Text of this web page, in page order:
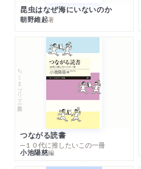
昆虫はなぜ海にいないのか
朝野維起著
ちくまプリマー新書
つながる読書
─１０代に推したいこの一冊
小池陽慈編